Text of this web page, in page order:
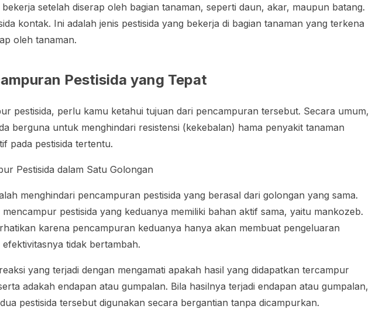
bekerja setelah diserap oleh bagian tanaman, seperti daun, akar, maupun batang.
kontak. Ini adalah jenis pestisida yang bekerja di bagian tanaman yang terkena
oleh tanaman.
Pestisida yang Tepat
pestisida, perlu kamu ketahui tujuan dari pencampuran tersebut. Secara umum,
berguna untuk menghindari resistensi (kekebalan) hama penyakit tanaman
pada pestisida tertentu.
Pestisida dalam Satu Golongan
menghindari pencampuran pestisida yang berasal dari golongan yang sama.
pestisida yang keduanya memiliki bahan aktif sama, yaitu mankozeb.
karena pencampuran keduanya hanya akan membuat pengeluaran
tidak bertambah.
yang terjadi dengan mengamati apakah hasil yang didapatkan tercampur
adakah endapan atau gumpalan. Bila hasilnya terjadi endapan atau gumpalan,
pestisida tersebut digunakan secara bergantian tanpa dicampurkan.